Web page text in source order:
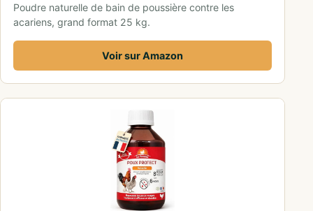
Poudre naturelle de bain de poussière contre les
acariens, grand format 25 kg.
Voir sur Amazon